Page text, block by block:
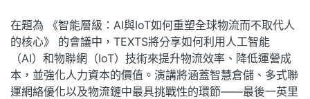
在題為 《智能層級：AI與IoT如何重塑全球物流而不取代人
的核心》 的會議中，TEXTS將分享如何利用人工智能
（AI）和物聯網（IoT）技術來提升物流效率、降低運營成
本，並強化人力資本的價值。演講將涵蓋智慧倉儲、多式聯
運網絡優化以及物流鏈中最具挑戰性的環節——最後一英里